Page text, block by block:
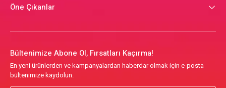
Öne Çıkanlar
Bültenimize Abone Ol, Fırsatları Kaçırma!
En yeni ürünlerden ve kampanyalardan haberdar olmak için e-posta
bültenimize kaydolun.